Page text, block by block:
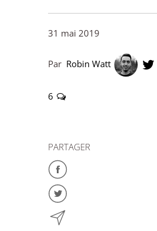
31 mai 2019
Par Robin Watt
6
PARTAGER